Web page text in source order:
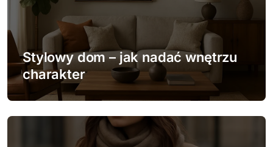
Stylowy dom – jak nadać wnętrzu
charakter